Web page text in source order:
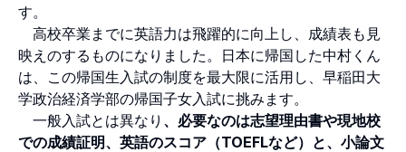
す。
高校卒業までに英語力は飛躍的に向上し、成績表も見
映えのするものになりました。日本に帰国した中村くん
は、この帰国生入試の制度を最大限に活用し、早稲田大
学政治経済学部の帰国子女入試に挑みます。
一般入試とは異なり 、必要なのは志望理由書や現地校
での成績証明、英語のスコア（TOEFLなど）と、小論文